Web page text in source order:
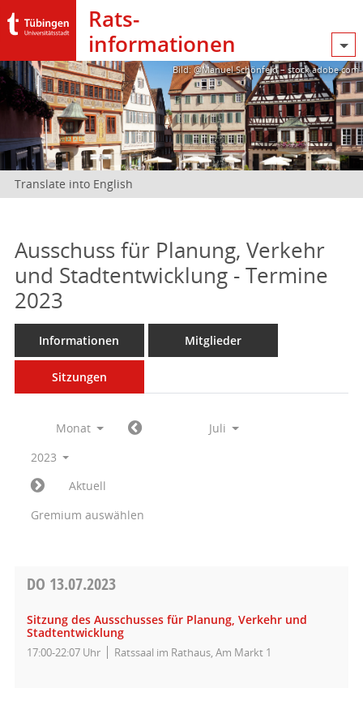
Rats­
informationen
Bild: @Manuel Schönfeld – stock.adobe.com
Translate into English
Ausschuss für Planung, Verkehr
und Stadtentwicklung - Termine
2023
Informationen Mitglieder
Sitzungen
Monat
Juli
2023
Aktuell
Gremium auswählen
DO 13.07.2023
Sitzung des Ausschusses für Planung, Verkehr und
Stadtentwicklung
17:00-22:07 Uhr Ratssaal im Rathaus, Am Markt 1